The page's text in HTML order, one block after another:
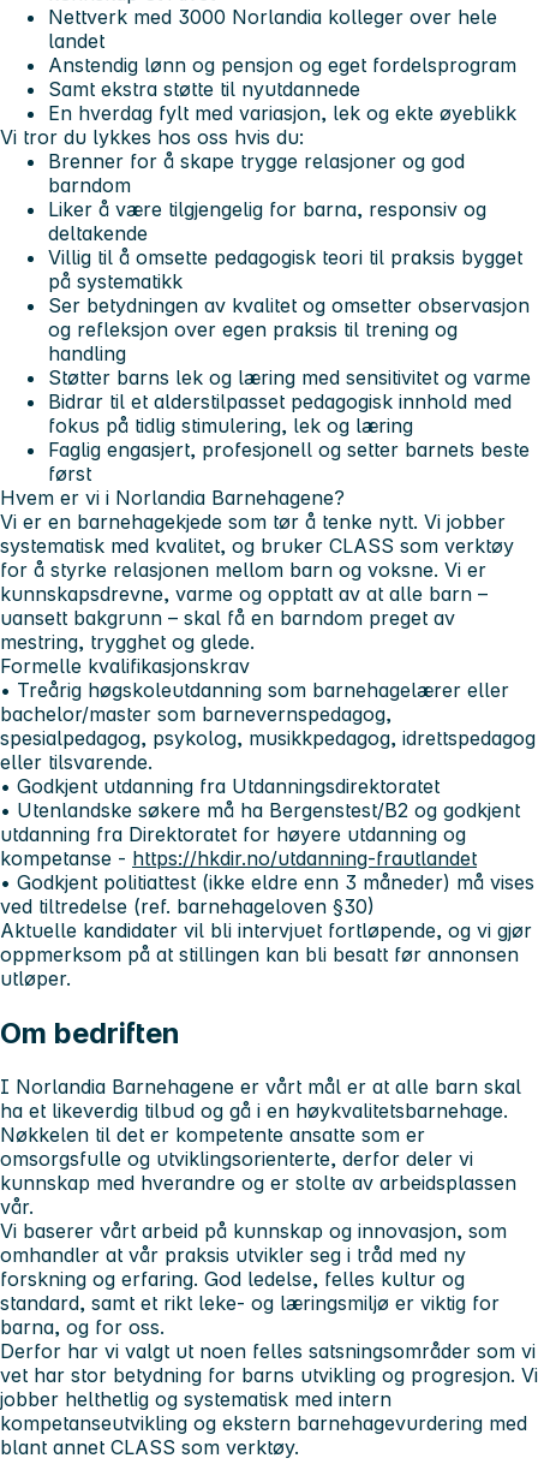
Nettverk med 3000 Norlandia kolleger over hele
landet
Anstendig lønn og pensjon og eget fordelsprogram
Samt ekstra støtte til nyutdannede
En hverdag fylt med variasjon, lek og ekte øyeblikk
Vi tror du lykkes hos oss hvis du:
Brenner for å skape trygge relasjoner og god
barndom
Liker å være tilgjengelig for barna, responsiv og
deltakende
Villig til å omsette pedagogisk teori til praksis bygget
på systematikk
Ser betydningen av kvalitet og omsetter observasjon
og refleksjon over egen praksis til trening og
handling
Støtter barns lek og læring med sensitivitet og varme
Bidrar til et alderstilpasset pedagogisk innhold med
fokus på tidlig stimulering, lek og læring
Faglig engasjert, profesjonell og setter barnets beste
først
Hvem er vi i Norlandia Barnehagene?
Vi er en barnehagekjede som tør å tenke nytt. Vi jobber
systematisk med kvalitet, og bruker CLASS som verktøy
for å styrke relasjonen mellom barn og voksne. Vi er
kunnskapsdrevne, varme og opptatt av at alle barn –
uansett bakgrunn – skal få en barndom preget av
mestring, trygghet og glede.
Formelle kvalifikasjonskrav
• Treårig høgskoleutdanning som barnehagelærer eller
bachelor/master som barnevernspedagog,
spesialpedagog, psykolog, musikkpedagog, idrettspedagog
eller tilsvarende.
• Godkjent utdanning fra Utdanningsdirektoratet
• Utenlandske søkere må ha Bergenstest/B2 og godkjent
utdanning fra Direktoratet for høyere utdanning og
kompetanse - https://hkdir.no/utdanning-frautlandet
• Godkjent politiattest (ikke eldre enn 3 måneder) må vises
ved tiltredelse (ref. barnehageloven §30)
Aktuelle kandidater vil bli intervjuet fortløpende, og vi gjør
oppmerksom på at stillingen kan bli besatt før annonsen
utløper.
Om bedriften
I Norlandia Barnehagene er vårt mål er at alle barn skal
ha et likeverdig tilbud og gå i en høykvalitetsbarnehage.
Nøkkelen til det er kompetente ansatte som er
omsorgsfulle og utviklingsorienterte, derfor deler vi
kunnskap med hverandre og er stolte av arbeidsplassen
vår.
Vi baserer vårt arbeid på kunnskap og innovasjon, som
omhandler at vår praksis utvikler seg i tråd med ny
forskning og erfaring. God ledelse, felles kultur og
standard, samt et rikt leke- og læringsmiljø er viktig for
barna, og for oss.
Derfor har vi valgt ut noen felles satsningsområder som vi
vet har stor betydning for barns utvikling og progresjon. Vi
jobber helthetlig og systematisk med intern
kompetanseutvikling og ekstern barnehagevurdering med
blant annet CLASS som verktøy.